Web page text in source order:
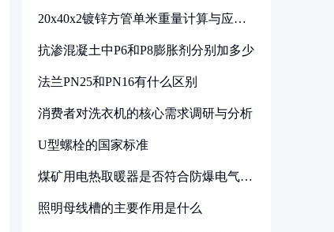
20x40x2镀锌方管单米重量计算与应用
抗渗混凝土中P6和P8膨胀剂分别加多少
法兰PN25和PN16有什么区别
消费者对洗衣机的核心需求调研与分析
U型螺栓的国家标准
煤矿用电热取暖器是否符合防爆电气设
照明母线槽的主要作用是什么